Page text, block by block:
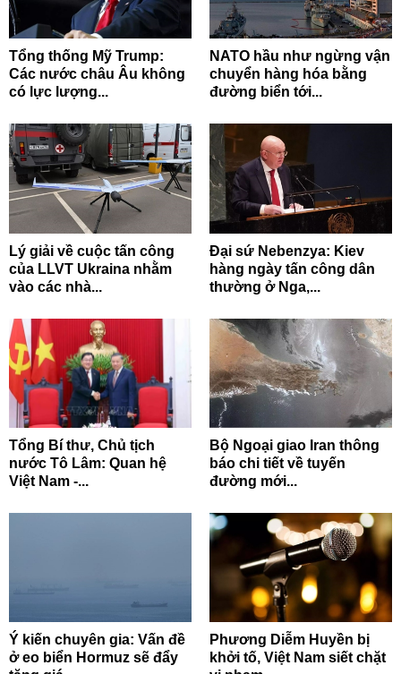
Tổng thống Mỹ Trump:
Các nước châu Âu không
có lực lượng...
NATO hầu như ngừng vận
chuyển hàng hóa bằng
đường biển tới...
Lý giải về cuộc tấn công
của LLVT Ukraina nhằm
vào các nhà...
Đại sứ Nebenzya: Kiev
hàng ngày tấn công dân
thường ở Nga,...
Tổng Bí thư, Chủ tịch
nước Tô Lâm: Quan hệ
Việt Nam -...
Bộ Ngoại giao Iran thông
báo chi tiết về tuyến
đường mới...
Ý kiến chuyên gia: Vấn đề
ở eo biển Hormuz sẽ đẩy
Phương Diễm Huyền bị
khởi tố, Việt Nam siết chặt